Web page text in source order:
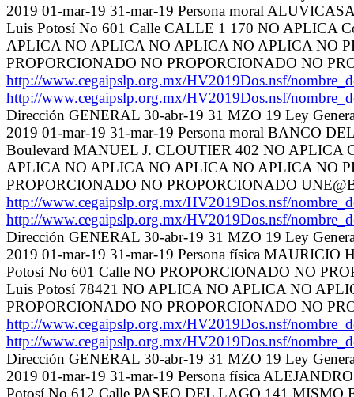
2019 01-mar-19 31-mar-19 Persona moral
Luis Potosí No 601 Calle CALLE 1 170 NO APLICA
APLICA NO APLICA NO APLICA NO APLICA NO
PROPORCIONADO NO PROPORCIONADO NO
http://www.cegaipslp.org.mx/HV2019Dos.nsf/
http://www.cegaipslp.org.mx/HV2019Dos.nsf/
Dirección GENERAL 30-abr-19 31 MZO 19 Ley
2019 01-mar-19 31-mar-19 Persona moral BANCO
Boulevard MANUEL J. CLOUTIER 402 NO APLICA
APLICA NO APLICA NO APLICA NO APLICA NO
PROPORCIONADO NO PROPORCIONADO
http://www.cegaipslp.org.mx/HV2019Dos.nsf/
http://www.cegaipslp.org.mx/HV2019Dos.nsf/
Dirección GENERAL 30-abr-19 31 MZO 19 Ley
2019 01-mar-19 31-mar-19 Persona física
Potosí No 601 Calle NO PROPORCIONADO NO
Luis Potosí 78421 NO APLICA NO APLICA NO
PROPORCIONADO NO PROPORCIONADO NO
http://www.cegaipslp.org.mx/HV2019Dos.nsf/
http://www.cegaipslp.org.mx/HV2019Dos.nsf/
Dirección GENERAL 30-abr-19 31 MZO 19 Ley
2019 01-mar-19 31-mar-19 Persona física
Potosí No 612 Calle PASEO DEL LAGO 141 MISMO